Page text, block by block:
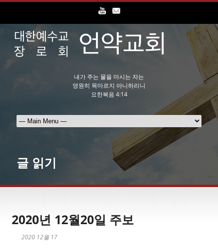
내가 주는 물을 마시는 자는
영원히 목마르지 아니하리니
요한복음 4:14
글 읽기
2020년 12월20일 주보
2020 12월 17